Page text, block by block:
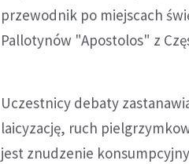
przewodnik po miejscach
Pallotynów "Apostolos" z
Uczestnicy debaty
laicyzację, ruch
jest znudzenie